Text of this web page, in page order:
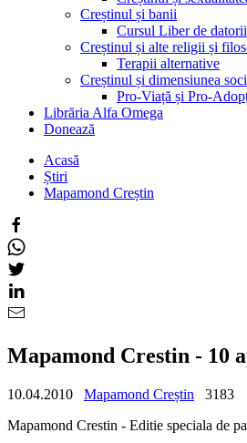
Creștinul și banii
Cursul Liber de datorii
Creștinul și alte religii și
Terapii alternative
Creștinul și dimensiunea
Pro-Viață și Pro-
Librăria Alfa Omega
Donează
Acasă
Știri
Mapamond Creștin
Mapamond Crestin - 10
10.04.2010 Mapamond Creștin
3183
Mapamond Crestin - Editie speciala de